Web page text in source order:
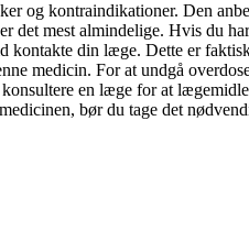
og kontraindikationer. Den
det mest almindelige. Hvis du
kontakte din læge. Dette er
medicin. For at undgå
en læge for at
bør du tage det